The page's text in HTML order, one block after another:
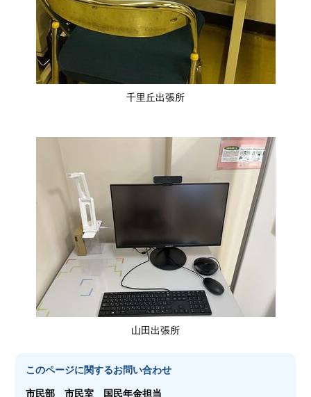
千里丘出張所
山田出張所
このページに関するお問い合わせ
市民部市民室 国民年金担当